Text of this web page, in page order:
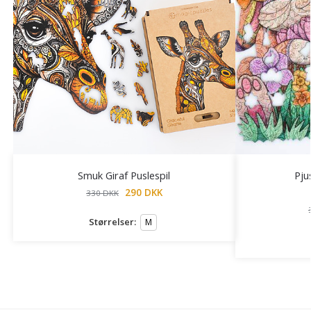
Smuk Giraf Puslespil
330DKK 290 DKK
Størrelser: M